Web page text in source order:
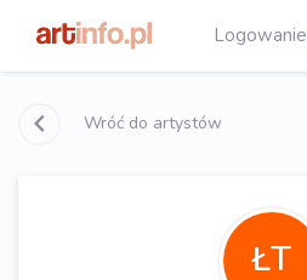
Logowanie
Wróć do artystów
ŁT